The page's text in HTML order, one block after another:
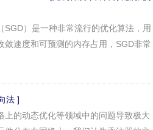
SGD）是一种非常流行的优化算法，用
速度和可预测的内存占用，SGD非常
法 ]
上的动态优化等领域中的问题导致极大